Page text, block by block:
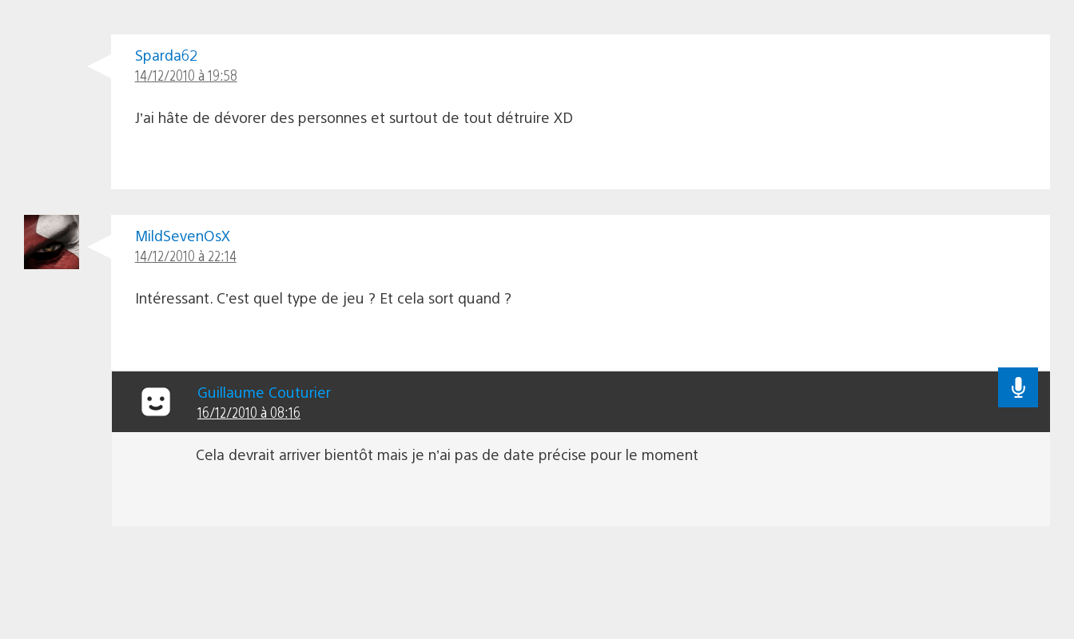
Sparda62
14/12/2010 à 19:58
J’ai hâte de dévorer des personnes et surtout de tout détruire XD
MildSevenOsX
14/12/2010 à 22:14
Intéressant. C’est quel type de jeu ? Et cela sort quand ?
Guillaume Couturier
16/12/2010 à 08:16
Cela devrait arriver bientôt mais je n’ai pas de date précise pour le moment